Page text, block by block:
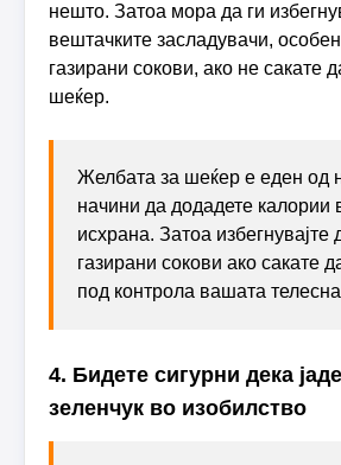
нешто. Затоа мора да ги
вештачките засладувачи,
газирани сокови, ако не сакате
шеќер.
Желбата за шеќер е еден од
начини да додадете калории
исхрана. Затоа избегнувајте
газирани сокови ако сакате
под контрола вашата
4. Бидете сигурни дека
зеленчук во изобилство